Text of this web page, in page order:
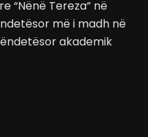
“Nënë Tereza” në
më i madh në
akademik